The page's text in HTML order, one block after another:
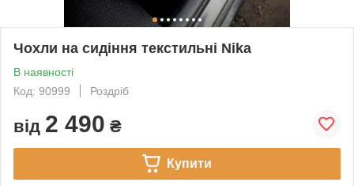
Чохли на сидіння текстильні Nika
В наявності
Код: 90999
Роздріб
від 2 490 ₴
Купити